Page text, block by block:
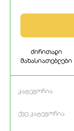
ძირითადი
მახასიათებლები
კატეგორია
ქვე კატეგორია